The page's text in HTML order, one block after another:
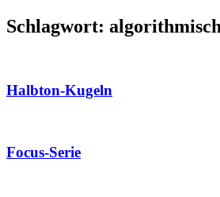
Schlagwort: algorithmisch
Halbton-Kugeln
Focus-Serie